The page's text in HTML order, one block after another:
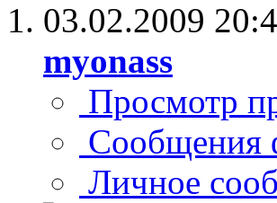
03.02.2009
myonass
Просмотр
Сообщения
Личное